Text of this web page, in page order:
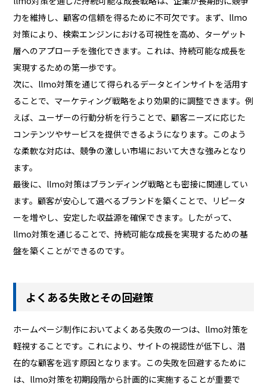
力を維持し、顧客の信頼を得るために不可欠です。まず、llmo
対策により、検索エンジンにおける可視性を高め、ターゲット
層へのアプローチを強化できます。これは、持続可能な成長を
実現するための第一歩です。
次に、llmo対策を通じて得られるデータとインサイトを活用す
ることで、マーケティング戦略をより効果的に調整できます。例
えば、ユーザーの行動分析を行うことで、顧客ニーズに応じた
コンテンツやサービスを提供できるようになります。このよう
な柔軟な対応は、競争の激しい市場において大きな強みとなり
ます。
最後に、llmo対策はブランディング戦略とも密接に関連してい
ます。顧客が安心して選べるブランドを築くことで、リピータ
ーを増やし、安定した収益源を確保できます。したがって、
llmo対策を通じることで、持続可能な成長を実現するための基
盤を築くことができるのです。
よくある失敗とその回避策
ホームページ制作においてよくある失敗の一つは、llmo対策を
軽視することです。これにより、サイトの視認性が低下し、潜
在的な顧客を逃す原因となります。この失敗を回避するために
は、llmo対策を初期段階から計画的に実施することが重要で